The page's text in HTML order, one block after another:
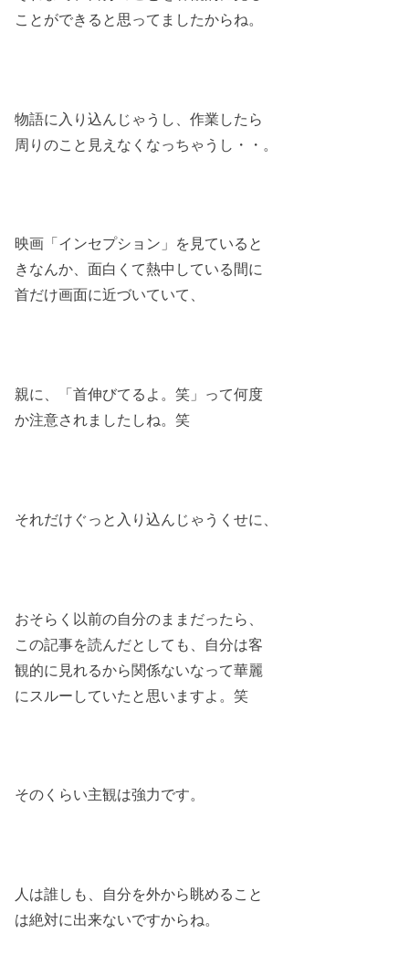
ことができると思ってましたからね。
物語に入り込んじゃうし、作業したら
周りのこと見えなくなっちゃうし・・。
映画「インセプション」を見ていると
きなんか、面白くて熱中している間に
首だけ画面に近づいていて、
親に、「首伸びてるよ。笑」って何度
か注意されましたしね。笑
それだけぐっと入り込んじゃうくせに、
おそらく以前の自分のままだったら、
この記事を読んだとしても、自分は客
観的に見れるから関係ないなって華麗
にスルーしていたと思いますよ。笑
そのくらい主観は強力です。
人は誰しも、自分を外から眺めること
は絶対に出来ないですからね。